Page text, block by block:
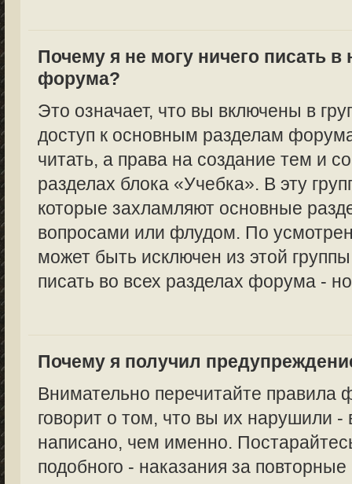
Почему я не могу ничего писать в
форума?
Это означает, что вы включены в
доступ к основным разделам
читать, а права на создание тем и
разделах блока «Учебка». В эту
которые захламляют основные
вопросами или флудом. По
может быть исключен из этой
писать во всех разделах форума -
Почему я получил
Внимательно перечитайте
говорит о том, что вы их нарушили -
написано, чем именно.
подобного - наказания за